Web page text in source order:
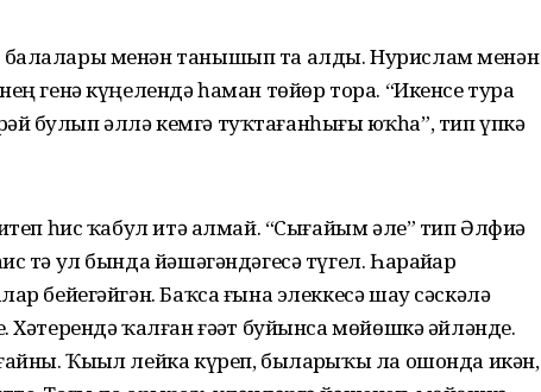
менән танышып та алды. Нурислам менән
генә күңелендә һаман төйөр тора. “Икенсе тура
булып әллә кемгә туҡтағанһығыҙ юҡһа”, тип үпкә
һис ҡабул итә алмай. “Сығайым әле” тип Әлфиә
тә ул бында йәшәгәндәгесә түгел. Һарайҙар
бейегәйгән. Баҡса ғына элеккесә шау сәскәлә
ҡалған ғәҙәт буйынса мөйөшкә әйләнде.
Ҡыҙыл лейка күреп, быларҙыҡы ла ошонда икән,